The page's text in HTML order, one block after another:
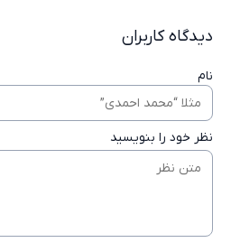
دیدگاه کاربران
نظر خود را بنویسید
نام